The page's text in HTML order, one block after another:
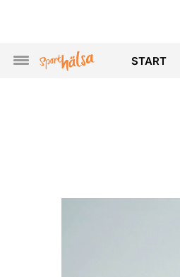
START